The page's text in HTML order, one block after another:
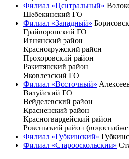
Филиал «Центральный»
Шебекинский ГО
Филиал «Западный»
Грайворонский ГО
Ивнянский район
Краснояружский район
Прохоровский район
Ракитянский район
Яковлевский ГО
Филиал «Восточный»
Валуйский ГО
Вейделевский район
Красненский район
Красногвардейский район
Ровеньский район
Филиал «Губкинский»
Филиал «Старооскольский»